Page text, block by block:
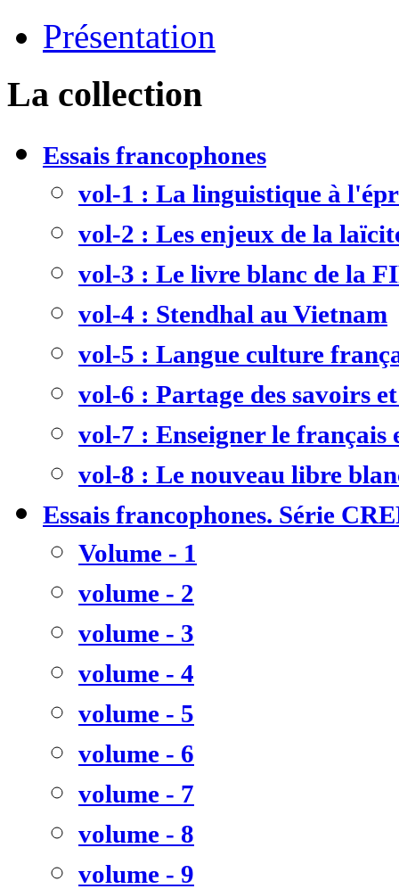
Présentation
La collection
Essais francophones
vol-1 : La linguistique à
vol-2 : Les enjeux de la
vol-3 : Le livre blanc de la
vol-4 : Stendhal au Vietnam
vol-5 : Langue culture
vol-6 : Partage des savoirs
vol-7 : Enseigner le
vol-8 : Le nouveau libre
Essais francophones. Série
Volume - 1
volume - 2
volume - 3
volume - 4
volume - 5
volume - 6
volume - 7
volume - 8
volume - 9